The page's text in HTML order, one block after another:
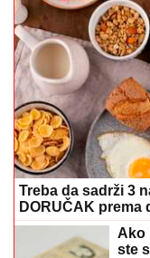
Treba da sadrži 3
DORUČAK prema
Ako
ste